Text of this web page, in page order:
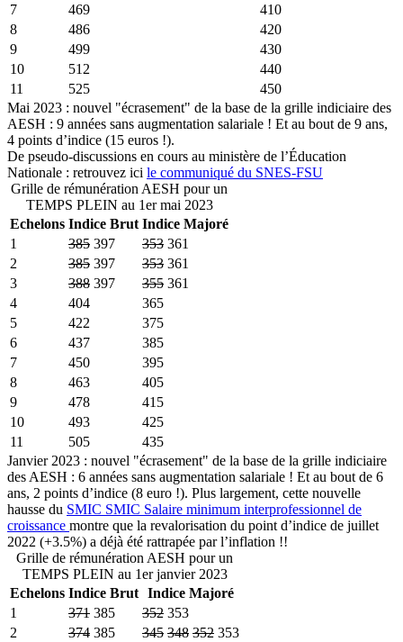
7
469
410
8
486
420
9
499
430
10
512
440
11
525
450
Mai 2023 : nouvel "écrasement" de la base de la grille indiciaire des
AESH : 9 années sans augmentation salariale ! Et au bout de 9 ans,
4 points d’indice (15 euros !).
De pseudo-discussions en cours au ministère de l’Éducation
Nationale : retrouvez ici le communiqué du SNES-FSU
Grille de rémunération AESH pour un
TEMPS PLEIN au 1er mai 2023
Echelons Indice Brut Indice Majoré
1
385 397 353 361
2
385 397 353 361
3
388 397 355 361
4
404
365
5
422
375
6
437
385
7
450
395
8
463
405
9
478
415
10
493
425
11
505
435
Janvier 2023 : nouvel "écrasement" de la base de la grille indiciaire
des AESH : 6 années sans augmentation salariale ! Et au bout de 6
ans, 2 points d’indice (8 euro !). Plus largement, cette nouvelle
hausse du SMIC SMIC Salaire minimum interprofessionnel de
croissance montre que la revalorisation du point d’indice de juillet
2022 (+3.5%) a déjà été rattrapée par l’inflation !!
Grille de rémunération AESH pour un
TEMPS PLEIN au 1er janvier 2023
Echelons Indice Brut Indice Majoré
1
371 385 352 353
2
374 385 345 348 352 353